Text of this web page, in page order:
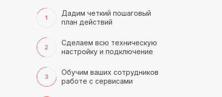
Дадим четкий пошаговый
план действий
Сделаем всю техническую
настройку и подключение
Обучим ваших сотрудников
работе с сервисами